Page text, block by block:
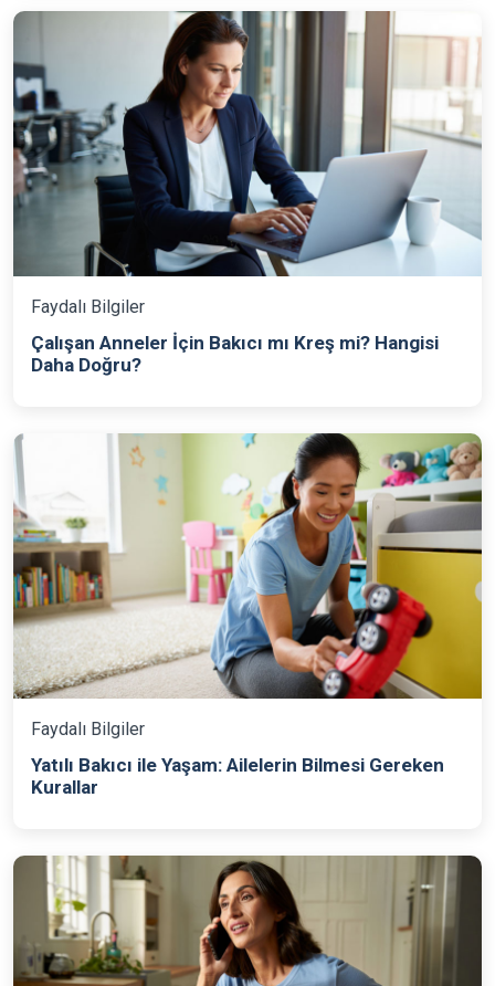
Faydalı Bilgiler
Çalışan Anneler İçin Bakıcı mı Kreş mi? Hangisi
Daha Doğru?
Faydalı Bilgiler
Yatılı Bakıcı ile Yaşam: Ailelerin Bilmesi Gereken
Kurallar